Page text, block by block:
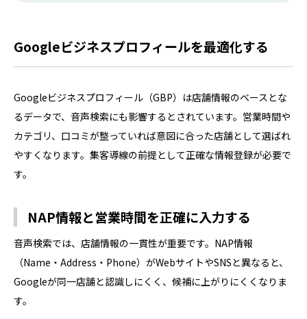
ではありません。 本記事では、Googleマイビジネスとの
違い、利用できる機能…
Googleビジネスプロフィールを最適化する
Googleビジネスプロフィール（GBP）は店舗情報のベースとな
るデータで、音声検索にも影響するとされています。営業時間や
カテゴリ、口コミが整っていれば意図に合った店舗として選ばれ
やすくなります。集客導線の前提として正確な情報登録が必要で
す。
NAP情報と営業時間を正確に入力する
音声検索では、店舗情報の一貫性が重要です。NAP情報
（Name・Address・Phone）がWebサイトやSNSと異なると、
Googleが同一店舗と認識しにくく、候補に上がりにくくなりま
す。